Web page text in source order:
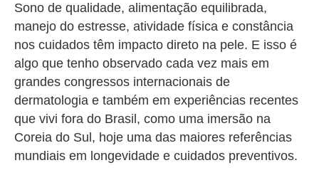
Sono de qualidade, alimentação equilibrada,
manejo do estresse, atividade física e constância
nos cuidados têm impacto direto na pele. E isso é
algo que tenho observado cada vez mais em
grandes congressos internacionais de
dermatologia e também em experiências recentes
que vivi fora do Brasil, como uma imersão na
Coreia do Sul, hoje uma das maiores referências
mundiais em longevidade e cuidados preventivos.